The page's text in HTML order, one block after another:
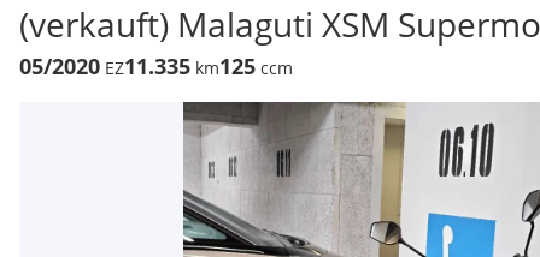
(verkauft) Malaguti XSM
05/2020 EZ11.335 km125 ccm